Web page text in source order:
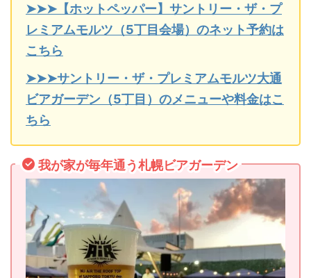
➤➤➤【ホットペッパー】サントリー・ザ・プ
レミアムモルツ（5丁目会場）のネット予約は
こちら
➤➤➤サントリー・ザ・プレミアムモルツ大通
ビアガーデン（5丁目）のメニューや料金はこ
ちら
我が家が毎年通う札幌ビアガーデン